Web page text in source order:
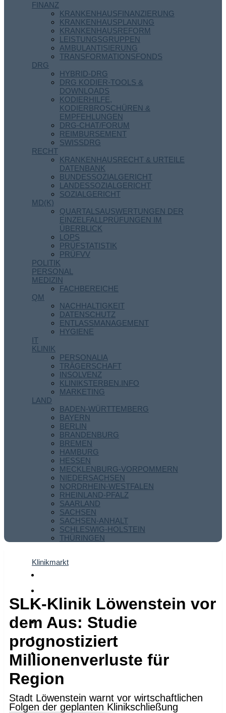
FINANZ
KRANKENHAUSFINANZIERUNG
KRANKENHAUSPLANUNG
KRANKENHAUSREFORM
LEISTUNGSGRUPPEN
AMBULANTISIERUNG
TRANSFORMATIONSFONDS
DRG
HYBRID-DRG
DRG KODIER-TOOLS &
DOWNLOADS
KODIERHILFE,
KODIERBROSCHÜREN &
EMPFEHLUNGEN
DRG-CHAT/FORUM
REIMBURSEMENT
SWISSDRG
RECHT
KRANKENHAUSRECHT & URTEILE
DATENBANK
BUNDESSOZIALGERICHT
LANDESSOZIALGERICHT
SOZIALGERICHT
MD(K)
QUARTALSAUSWERTUNGEN DER
EINZELFALLPRÜFUNGEN IM
ÜBERBLICK
LOPS
PRÜFSTATISTIK
PRÜFVV
POLITIK
PERSONAL
MEDIZIN
FACHBEREICHE
QM
NACHHALTIGKEIT
DATENSCHUTZ
ENTLASSMANAGEMENT
HYGIENE
IT
KLINIK
PERSONALIA
TRÄGERSCHAFT
INSOLVENZ
KLINIKSTERBEN.INFO
MARKETING
LAND
BADEN-WÜRTTEMBERG
BAYERN
BERLIN
BRANDENBURG
BREMEN
HAMBURG
HESSEN
MECKLENBURG-VORPOMMERN
NIEDERSACHSEN
NORDRHEIN-WESTFALEN
RHEINLAND-PFALZ
SAARLAND
SACHSEN
SACHSEN-ANHALT
SCHLESWIG-HOLSTEIN
THÜRINGEN
Klinikmarkt
SLK-Klinik Löwenstein vor
dem Aus: Studie
prognostiziert
Millionenverluste für
Region
Stadt Löwenstein warnt vor wirtschaftlichen
Folgen der geplanten Klinikschließung